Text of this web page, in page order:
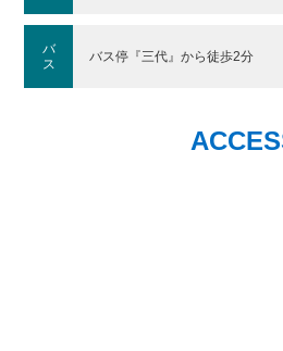
バ
ス
バス停『三代』から徒歩2分